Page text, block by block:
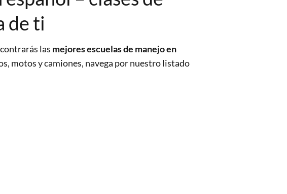
de ti
las mejores escuelas de manejo en
motos y camiones, navega por nuestro listado